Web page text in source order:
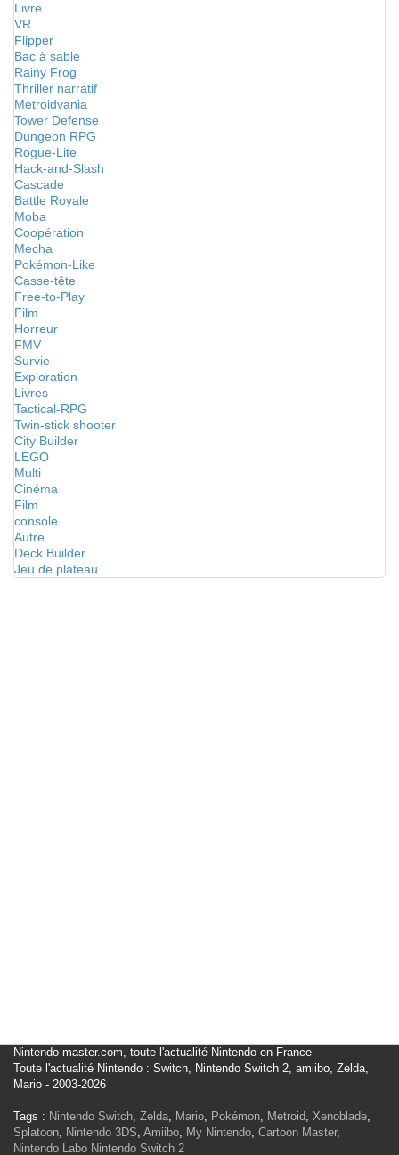
Livre
VR
Flipper
Bac à sable
Rainy Frog
Thriller narratif
Metroidvania
Tower Defense
Dungeon RPG
Rogue-Lite
Hack-and-Slash
Cascade
Battle Royale
Moba
Coopération
Mecha
Pokémon-Like
Casse-tête
Free-to-Play
Film
Horreur
FMV
Survie
Exploration
Livres
Tactical-RPG
Twin-stick shooter
City Builder
LEGO
Multi
Cinéma
Film
console
Autre
Deck Builder
Jeu de plateau
Nintendo-master.com, toute l'actualité Nintendo en France
Toute l'actualité Nintendo : Switch, Nintendo Switch 2, amiibo, Zelda,
Mario - 2003-2026
Tags : Nintendo Switch, Zelda, Mario, Pokémon, Metroid, Xenoblade,
Splatoon, Nintendo 3DS, Amiibo, My Nintendo, Cartoon Master,
Nintendo Labo Nintendo Switch 2